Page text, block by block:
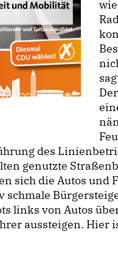
des
genutzte
sich die Autos
schmale
links von Autos
aussteigen. Hier